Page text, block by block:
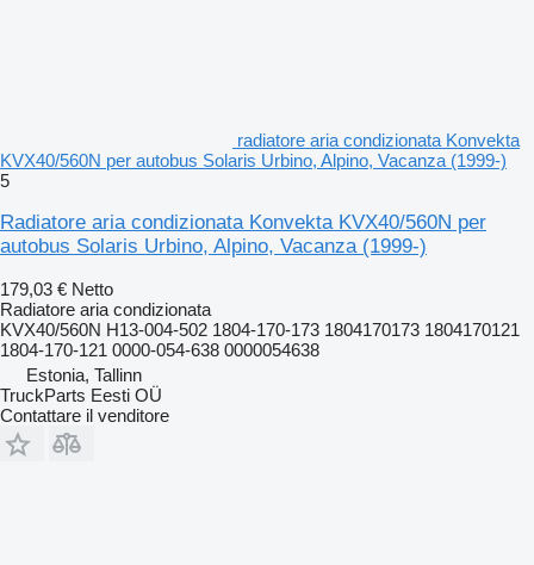
radiatore aria condizionata Konvekta
KVX40/560N per autobus Solaris Urbino, Alpino, Vacanza (1999-)
5
Radiatore aria condizionata Konvekta KVX40/560N per
autobus Solaris Urbino, Alpino, Vacanza (1999-)
179,03 € Netto
Radiatore aria condizionata
KVX40/560N H13-004-502 1804-170-173 1804170173 1804170121
1804-170-121 0000-054-638 0000054638
Estonia, Tallinn
TruckParts Eesti OÜ
Contattare il venditore